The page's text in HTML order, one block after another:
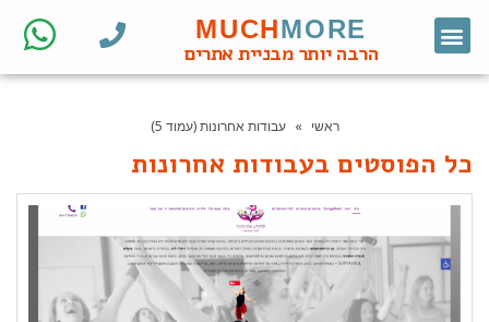
MUCHMORE
הרבה יותר מבניית אתרים
ראשי » עבודות אחרונות (עמוד 5)
כל הפוסטים בעבודות אחרונות